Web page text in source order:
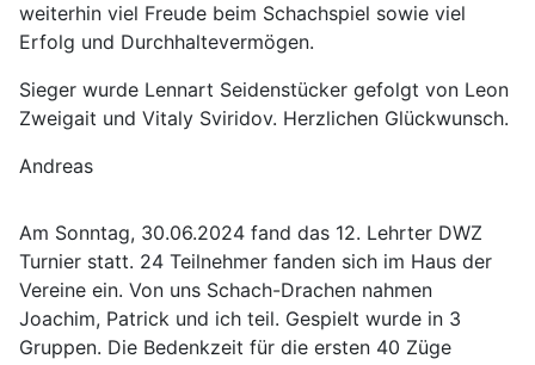
weiterhin viel Freude beim Schachspiel sowie viel
Erfolg und Durchhaltevermögen.
Sieger wurde Lennart Seidenstücker gefolgt von Leon
Zweigait und Vitaly Sviridov. Herzlichen Glückwunsch.
Andreas
Am Sonntag, 30.06.2024 fand das 12. Lehrter DWZ
Turnier statt. 24 Teilnehmer fanden sich im Haus der
Vereine ein. Von uns Schach-Drachen nahmen
Joachim, Patrick und ich teil. Gespielt wurde in 3
Gruppen. Die Bedenkzeit für die ersten 40 Züge